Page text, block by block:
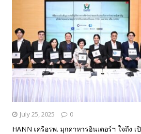
July 25, 2025 0
HANN เครือรพ. มุกดาหารอินเตอร์ฯ ใจถึง เ